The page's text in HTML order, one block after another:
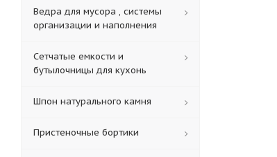
Ведра для мусора , системы
организации и наполнения
Сетчатые емкости и
бутылочницы для кухонь
Шпон натурального камня
Пристеночные бортики